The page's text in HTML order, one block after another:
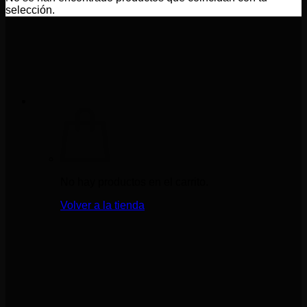
Volver a la tienda
selección.